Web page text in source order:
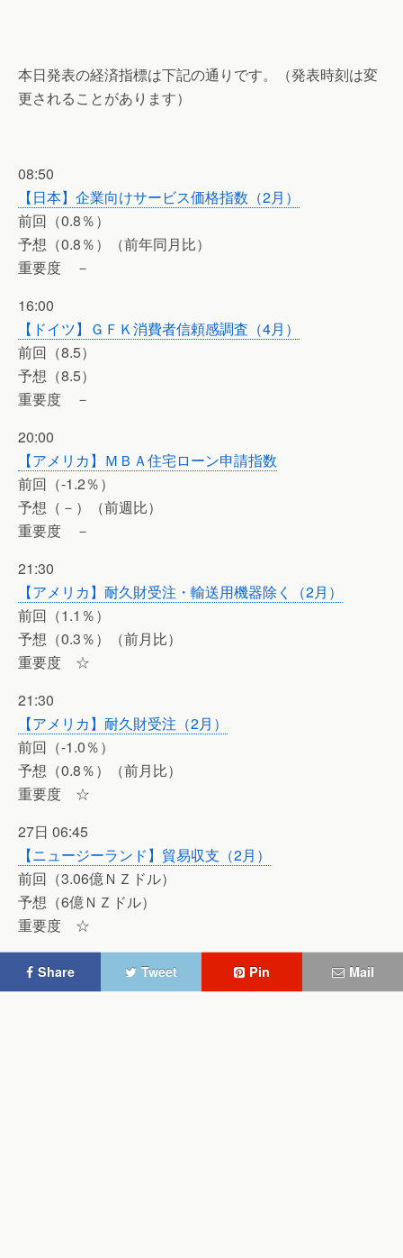
本日発表の経済指標は下記の通りです。（発表時刻は変
更されることがあります）
08:50
【日本】企業向けサービス価格指数（2月）
前回（0.8％）
予想（0.8％）（前年同月比）
重要度 －
16:00
【ドイツ】ＧＦＫ消費者信頼感調査（4月）
前回（8.5）
予想（8.5）
重要度 －
20:00
【アメリカ】ＭＢＡ住宅ローン申請指数
前回（-1.2％）
予想（－）（前週比）
重要度 －
21:30
【アメリカ】耐久財受注・輸送用機器除く（2月）
前回（1.1％）
予想（0.3％）（前月比）
重要度 ☆
21:30
【アメリカ】耐久財受注（2月）
前回（-1.0％）
予想（0.8％）（前月比）
重要度 ☆
27日 06:45
【ニュージーランド】貿易収支（2月）
前回（3.06億ＮＺドル）
予想（6億ＮＺドル）
重要度 ☆
Share Tweet Pin Mail